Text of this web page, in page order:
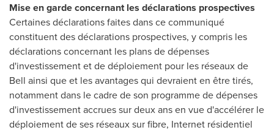
Mise en garde concernant les déclarations prospectives
Certaines déclarations faites dans ce communiqué
constituent des déclarations prospectives, y compris les
déclarations concernant les plans de dépenses
d'investissement et de déploiement pour les réseaux de
Bell ainsi que et les avantages qui devraient en être tirés,
notamment dans le cadre de son programme de dépenses
d'investissement accrues sur deux ans en vue d'accélérer le
déploiement de ses réseaux sur fibre, Internet résidentiel